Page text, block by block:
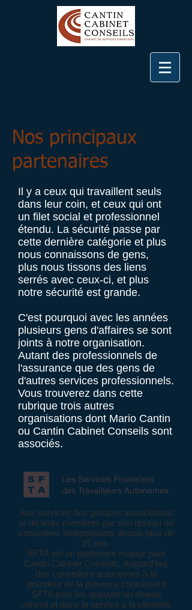
Nos principaux
partenaires
Il y a ceux qui travaillent seuls
dans leur coin, et ceux qui ont
un filet social et professionnel
étendu. La sécurité passe par
cette dernière catégorie et plus
nous connaissons de gens,
plus nous tissons des liens
serrés avec ceux-ci, et plus
notre sécurité est grande.
C'est pourquoi avec les années
plusieurs gens d'affaires se sont
joints à notre organisation.
Autant des professionnels de
l'assurance que des gens de
d'autres services professionnels.
Vous trouverez dans cette
rubrique trois autres
organisations dont Mario Cantin
ou Cantin Cabinet Conseils sont
associés.
Aux services des groupes associations
et de leurs membres par son réseau de
conseillers indépendants depuis plus de
25 ans.
SFTA est un partenaire majeur pour
Cantin Cabinet Conseils. Aujourd'hui,
des conseillers autonomes à la
grandeur de la province choisissent
SFTA pour les appuyer au niveau
conseil et dans le service à la clientèle.